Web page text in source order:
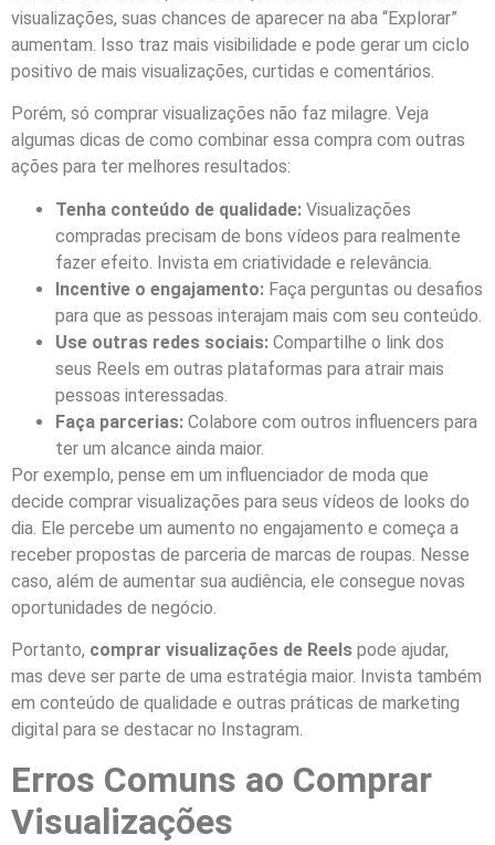
visualizações, suas chances de aparecer na aba “Explorar”
aumentam. Isso traz mais visibilidade e pode gerar um ciclo
positivo de mais visualizações, curtidas e comentários.
Porém, só comprar visualizações não faz milagre. Veja
algumas dicas de como combinar essa compra com outras
ações para ter melhores resultados:
Tenha conteúdo de qualidade: Visualizações
compradas precisam de bons vídeos para realmente
fazer efeito. Invista em criatividade e relevância.
Incentive o engajamento: Faça perguntas ou desafios
para que as pessoas interajam mais com seu conteúdo.
Use outras redes sociais: Compartilhe o link dos
seus Reels em outras plataformas para atrair mais
pessoas interessadas.
Faça parcerias: Colabore com outros influencers para
ter um alcance ainda maior.
Por exemplo, pense em um influenciador de moda que
decide comprar visualizações para seus vídeos de looks do
dia. Ele percebe um aumento no engajamento e começa a
receber propostas de parceria de marcas de roupas. Nesse
caso, além de aumentar sua audiência, ele consegue novas
oportunidades de negócio.
Portanto, comprar visualizações de Reels pode ajudar,
mas deve ser parte de uma estratégia maior. Invista também
em conteúdo de qualidade e outras práticas de marketing
digital para se destacar no Instagram.
Erros Comuns ao Comprar
Visualizações